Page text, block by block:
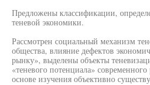
Предложены классификации,
теневой экономики.
Рассмотрен социальный механизм
общества, влияние дефектов
рынку», выделены объекты
«теневого потенциала»
основе изучения объективно